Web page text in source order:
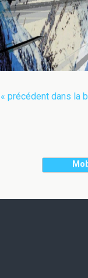
« précédent dans la